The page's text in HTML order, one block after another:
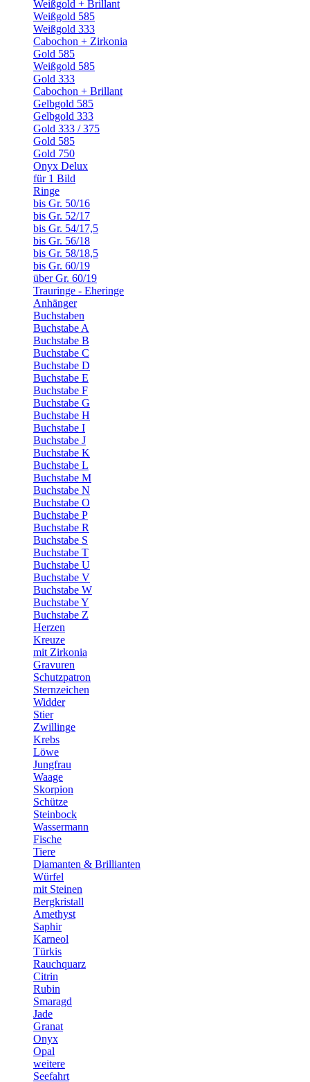
Weißgold + Brillant
Weißgold 585
Weißgold 333
Cabochon + Zirkonia
Gold 585
Weißgold 585
Gold 333
Cabochon + Brillant
Gelbgold 585
Gelbgold 333
Gold 333 / 375
Gold 585
Gold 750
Onyx Delux
für 1 Bild
Ringe
bis Gr. 50/16
bis Gr. 52/17
bis Gr. 54/17,5
bis Gr. 56/18
bis Gr. 58/18,5
bis Gr. 60/19
über Gr. 60/19
Trauringe - Eheringe
Anhänger
Buchstaben
Buchstabe A
Buchstabe B
Buchstabe C
Buchstabe D
Buchstabe E
Buchstabe F
Buchstabe G
Buchstabe H
Buchstabe I
Buchstabe J
Buchstabe K
Buchstabe L
Buchstabe M
Buchstabe N
Buchstabe O
Buchstabe P
Buchstabe R
Buchstabe S
Buchstabe T
Buchstabe U
Buchstabe V
Buchstabe W
Buchstabe Y
Buchstabe Z
Herzen
Kreuze
mit Zirkonia
Gravuren
Schutzpatron
Sternzeichen
Widder
Stier
Zwillinge
Krebs
Löwe
Jungfrau
Waage
Skorpion
Schütze
Steinbock
Wassermann
Fische
Tiere
Diamanten & Brillianten
Würfel
mit Steinen
Bergkristall
Amethyst
Saphir
Karneol
Türkis
Rauchquarz
Citrin
Rubin
Smaragd
Jade
Granat
Onyx
Opal
weitere
Seefahrt